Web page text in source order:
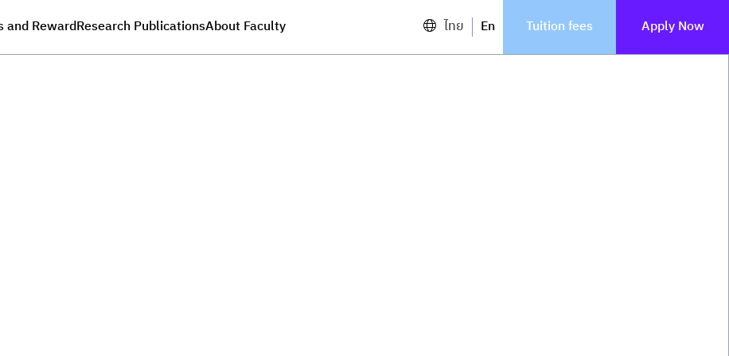
and RewardResearch PublicationsAbout Faculty ไทย En Tuition fees Apply Now